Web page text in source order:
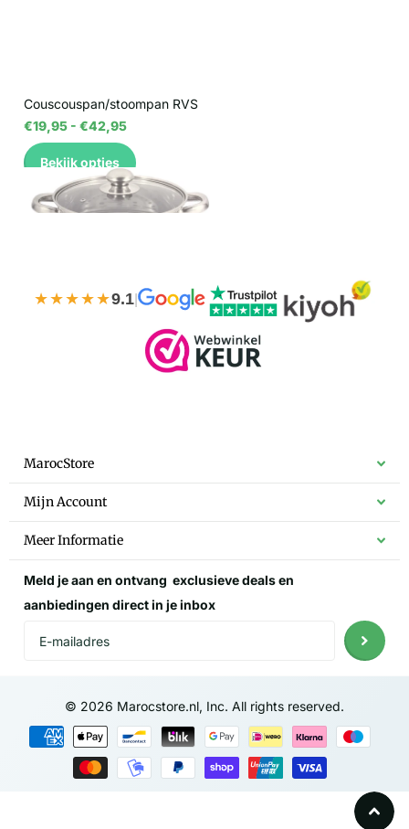
Couscouspan/stoompan RVS
€19,95 - €42,95
Bekijk opties
★★★★★9.1 |
MarocStore
Mijn Account
Meer Informatie
Meld je aan en ontvang exclusieve dealsen
aanbiedingen direct in je inbox
© 2026 Marocstore.nl, Inc. All rights reserved.